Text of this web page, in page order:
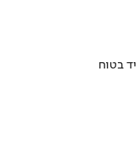
בטוח